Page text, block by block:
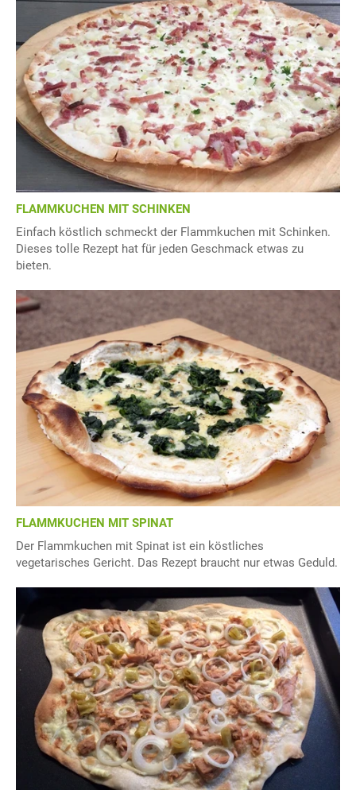
FLAMMKUCHEN MIT SCHINKEN
Einfach köstlich schmeckt der Flammkuchen mit Schinken.
Dieses tolle Rezept hat für jeden Geschmack etwas zu
bieten.
FLAMMKUCHEN MIT SPINAT
Der Flammkuchen mit Spinat ist ein köstliches
vegetarisches Gericht. Das Rezept braucht nur etwas Geduld.